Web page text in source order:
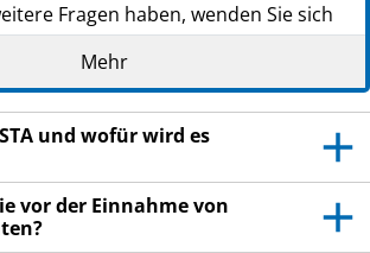
Fragen haben, wenden Sie sich
Apotheker oder das medizinische
wurde Ihnen persönlich
Geben Sie es nicht an Dritte weiter.
Menschen schaden, auch wenn
Beschwerden haben wie Sie.
bemerken, wenden Sie
Mehr
und wofür wird es
vor der Einnahme von